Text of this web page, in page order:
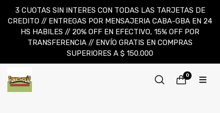
3 CUOTAS SIN INTERES CON TODAS LAS TARJETAS DE
CREDITO // ENTREGAS POR MENSAJERIA CABA-GBA EN 24
HS HABILES // 20% OFF EN EFECTIVO, 15% OFF POR
TRANSFERENCIA // ENVÍO GRATIS EN COMPRAS
SUPERIORES A $ 150.000
0